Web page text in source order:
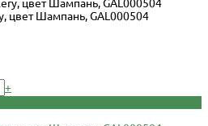
цвет Шампань, GAL000504
+